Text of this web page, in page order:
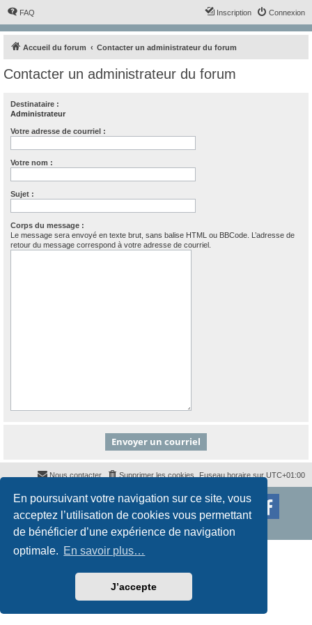
En poursuivant votre navigation sur ce site, vous
acceptez l’utilisation de cookies vous permettant
de bénéficier d’une expérience de navigation
optimale. En savoir plus…
J’accepte
FAQ Connexion
Inscription
Accueil du forum Contacter un administrateur du forum
Contacter un administrateur du forum
Destinataire :
Administrateur
Votre adresse de courriel :
Votre nom :
Sujet :
Corps du message :
Le message sera envoyé en texte brut, sans balise HTML ou BBCode. L’adresse de
retour du message correspond à votre adresse de courriel.
Fuseau horaire sur UTC+01:00
Supprimer les cookies
Nous contacter
Développé parphpBB® Forum Software © phpBB Limited
Styleproflatpar © Mazeltof2017
Confidentialité | Conditions